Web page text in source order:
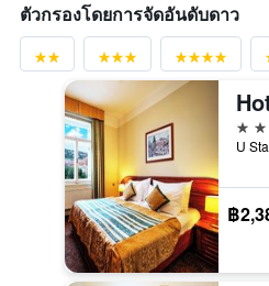
ตัวกรองโดยการจัดอันดับดาว
4 ด
฿